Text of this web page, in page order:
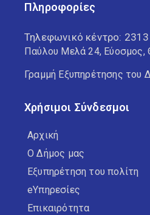
Πληροφορίες
Τηλεφωνικό κέντρο:
Παύλου Μελά 24, Εύοσμος,
Γραμμή Εξυπηρέτησης του
Χρήσιμοι Σύνδεσμοι
Αρχική
Ο Δήμος μας
Εξυπηρέτηση του πολίτη
eΥπηρεσίες
Επικαιρότητα